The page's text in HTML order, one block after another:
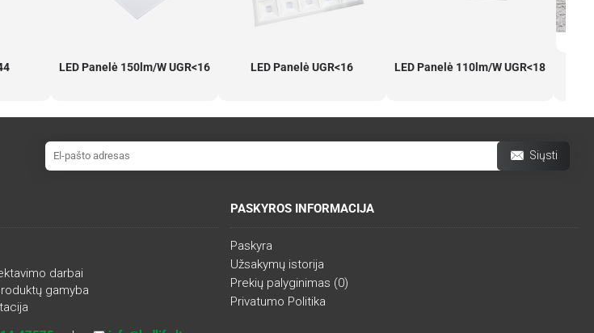
LED Panelė 150lm/W UGR<16 LED Panelė UGR<16 LED Panelė 110lm/W UGR<18
Siųsti
darbai
gamyba
PASKYROS INFORMACIJA
Paskyra
Užsakymų istorija
Prekių palyginimas (0)
Privatumo Politika